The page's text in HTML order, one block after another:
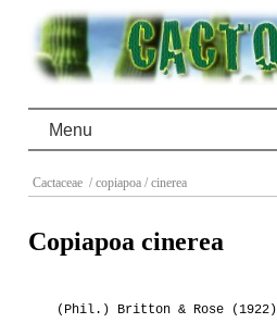
Menu
Cactaceae / copiapoa / cinerea
Copiapoa cinerea
(Phil.) Britton & Rose (1922)